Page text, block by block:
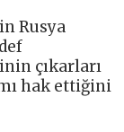
Rusya
çıkarları
hak ettiğini